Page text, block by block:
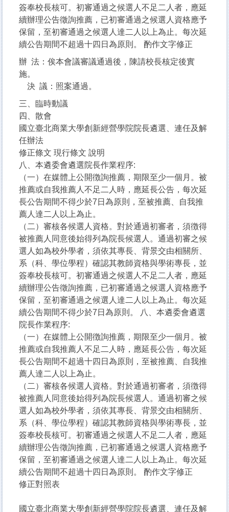
簽奉校長核可。初審通過之候選人不足二人者，應延
續辦理公告徵詢推薦，已初審通過之候選人資格應予
保留，至初審通過之候選人達二人以上為止。每次延
續公告期間不超過十四日為原則。 酌作文字修正
辦 法：俟本會議審議通過後，陳請校長核定後實
施。
決 議：照案通過。
三、臨時動議
四、散會
國立臺北商業大學創新經營學院院長遴選、連任及解
任辦法
修正條文 現行條文 說明
八、本遴委會遴選院長作業程序:
（一）在媒體上公開徴詢推薦，期限至少一個月。被
推薦或自我推薦人不足二人時，應延長公告，每次延
長公告期間不得少於7日為原則，至被推薦、自我推
薦人達二人以上為止。
（二）審核各候選人資格。對於通過初審者，須徴得
被推薦人同意後始得列為院長候選人。通過初審之候
選人如為校外學者，須依其專長、背景交由相關所、
系（科、學位學程）確認其教師資格與學術專長，並
簽奉校長核可。初審通過之候選人不足二人者，應延
續辦理公告徵詢推薦，已初審通過之候選人資格應予
保留，至初審通過之候選人達二人以上為止。每次延
續公告期間不得少於7日為原則。 八、本遴委會遴選
院長作業程序:
（一）在媒體上公開徴詢推薦，期限至少一個月。被
推薦或自我推薦人不足二人時，應延長公告，每次延
長公告期間不超過十四日為原則，至被推薦、自我推
薦人達二人以上為止。
（二）審核各候選人資格。對於通過初審者，須徴得
被推薦人同意後始得列為院長候選人。通過初審之候
選人如為校外學者，須依其專長、背景交由相關所、
系（科、學位學程）確認其教師資格與學術專長，並
簽奉校長核可。初審通過之候選人不足二人者，應延
續辦理公告徵詢推薦，已初審通過之候選人資格應予
保留，至初審通過之候選人達二人以上為止。每次延
續公告期間不超過十四日為原則。 酌作文字修正
修正對照表
國立臺北商業大學創新經營學院院長遴選、連任及解